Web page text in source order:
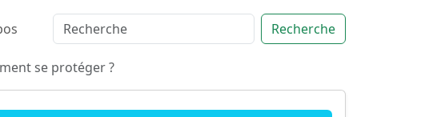
Recherche
se protéger ?